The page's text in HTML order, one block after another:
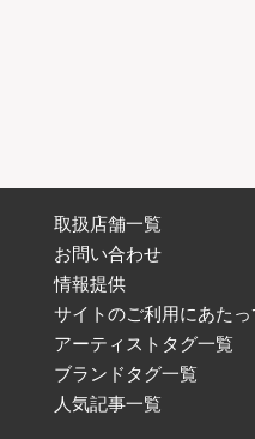
取扱店舗一覧
お問い合わせ
情報提供
サイトのご利用にあたっ
アーティストタグ一覧
ブランドタグ一覧
人気記事一覧